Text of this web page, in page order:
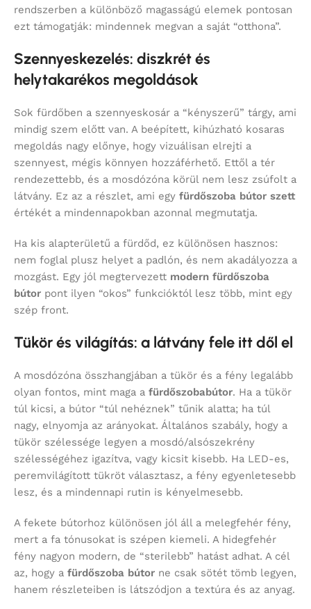
rendszerben a különböző magasságú elemek pontosan
ezt támogatják: mindennek megvan a saját “otthona”.
Szennyeskezelés: diszkrét és
helytakarékos megoldások
Sok fürdőben a szennyeskosár a “kényszerű” tárgy, ami
mindig szem előtt van. A beépített, kihúzható kosaras
megoldás nagy előnye, hogy vizuálisan elrejti a
szennyest, mégis könnyen hozzáférhető. Ettől a tér
rendezettebb, és a mosdózóna körül nem lesz zsúfolt a
látvány. Ez az a részlet, ami egy fürdőszoba bútor szett
értékét a mindennapokban azonnal megmutatja.
Ha kis alapterületű a fürdőd, ez különösen hasznos:
nem foglal plusz helyet a padlón, és nem akadályozza a
mozgást. Egy jól megtervezett modern fürdőszoba
bútor pont ilyen “okos” funkcióktól lesz több, mint egy
szép front.
Tükör és világítás: a látvány fele itt dől el
A mosdózóna összhangjában a tükör és a fény legalább
olyan fontos, mint maga a fürdőszobabútor. Ha a tükör
túl kicsi, a bútor “túl nehéznek” tűnik alatta; ha túl
nagy, elnyomja az arányokat. Általános szabály, hogy a
tükör szélessége legyen a mosdó/alsószekrény
szélességéhez igazítva, vagy kicsit kisebb. Ha LED-es,
peremvilágított tükröt választasz, a fény egyenletesebb
lesz, és a mindennapi rutin is kényelmesebb.
A fekete bútorhoz különösen jól áll a melegfehér fény,
mert a fa tónusokat is szépen kiemeli. A hidegfehér
fény nagyon modern, de “sterilebb” hatást adhat. A cél
az, hogy a fürdőszoba bútor ne csak sötét tömb legyen,
hanem részleteiben is látszódjon a textúra és az anyag.